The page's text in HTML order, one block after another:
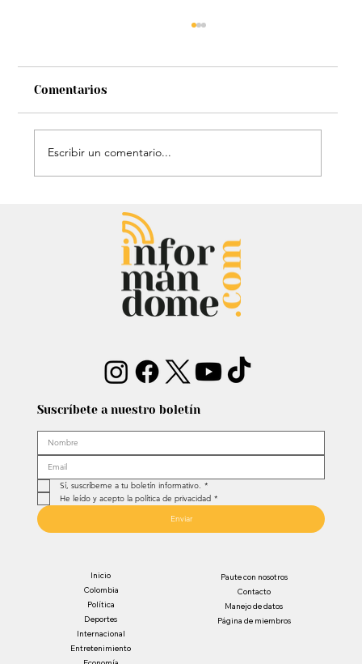
Audiencia de Maduro en Estados
Unidos: Debate por fondos para su
defensa marca el proceso
Comentarios
Escribir un comentario...
Suscríbete a nuestro boletín
Sí, suscríbeme a tu boletín informativo. *
He leído y acepto la política de privacidad *
Enviar
Inicio
Colombia
Política
Deportes
Internacional
Entretenimiento
Paute con nosotros
Contacto
Manejo de datos
Página de miembros